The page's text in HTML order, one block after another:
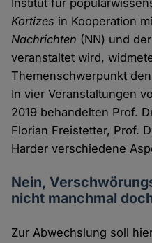
Institut für
Kortizes in Kooperation
Nachrichten (NN) und der
veranstaltet wird,
Themenschwerpunkt
In vier Veranstaltungen
2019 behandelten Prof.
Florian Freistetter, Prof.
Harder verschiedene
Nein,
nicht manchmal
Zur Abwechslung soll